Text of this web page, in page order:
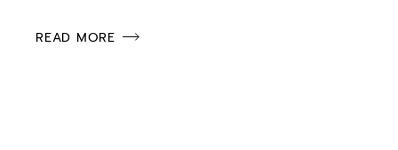
READ MORE